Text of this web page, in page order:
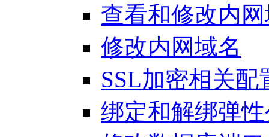
查看和修改内
修改内网域名
SSL加密相关配
绑定和解绑弹